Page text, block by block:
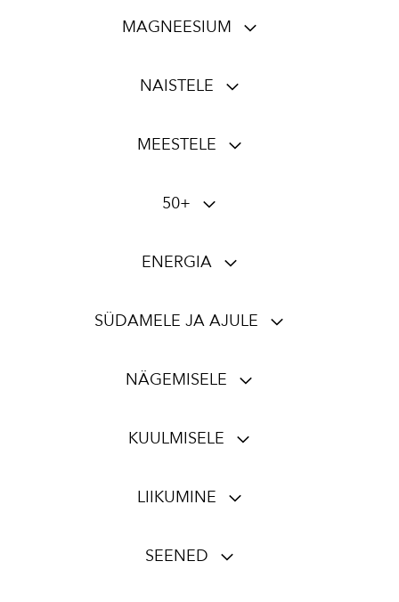
MAGNEESIUM
NAISTELE
MEESTELE
50+
ENERGIA
SÜDAMELE JA AJULE
NÄGEMISELE
KUULMISELE
LIIKUMINE
SEENED